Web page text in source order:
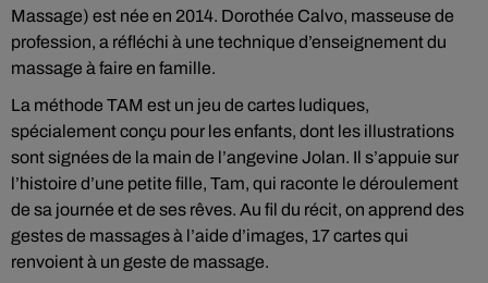
Massage) est née en 2014. Dorothée Calvo, masseuse de
profession, a réfléchi à une technique d’enseignement du
massage à faire en famille.
La méthode TAM est un jeu de cartes ludiques,
spécialement conçu pour les enfants, dont les illustrations
sont signées de la main de l’angevine Jolan. Il s’appuie sur
l’histoire d’une petite fille, Tam, qui raconte le déroulement
de sa journée et de ses rêves. Au fil du récit, on apprend des
gestes de massages à l’aide d’images, 17 cartes qui
renvoient à un geste de massage.